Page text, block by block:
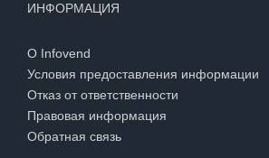
ИНФОРМАЦИЯ
О Infovend
Условия предоставления информации
Отказ от ответственности
Правовая информация
Обратная связь